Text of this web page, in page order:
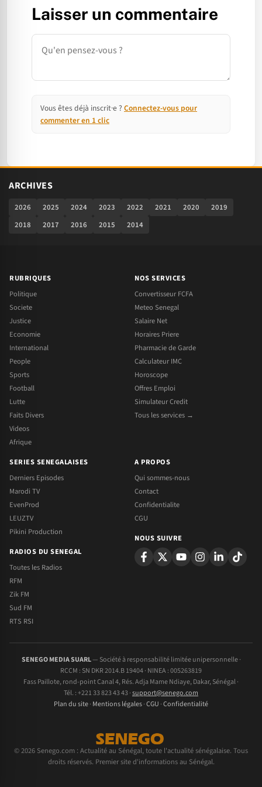
Laisser un commentaire
Commentaire
Vous êtes déjà inscrit·e ? Connectez-vous pour
commenter en 1 clic
ARCHIVES
2026 2025 2024 2023 2022 2021 2020
2019
2018
2017 2016 2015 2014
RUBRIQUES
Politique
Societe
Justice
Economie
International
People
Sports
Football
Lutte
Faits Divers
Videos
Afrique
NOS SERVICES
Convertisseur FCFA
Meteo Senegal
Salaire Net
Horaires Priere
Pharmacie de Garde
Calculateur IMC
Horoscope
Offres Emploi
Simulateur Credit
Tous les services →
SERIES SENEGALAISES
Derniers Episodes
Marodi TV
EvenProd
LEUZTV
Pikini Production
RADIOS DU SENEGAL
Toutes les Radios
RFM
Zik FM
Sud FM
RTS RSI
A PROPOS
Qui sommes-nous
Contact
Confidentialite
CGU
NOUS SUIVRE
SENEGO MEDIA SUARL— Société à responsabilité limitée unipersonnelle ·
RCCM : SN DKR 2014.B 19404 · NINEA : 005263819
Fass Paillote, rond-point Canal 4, Rés. Adja Mame Ndiaye, Dakar, Sénégal ·
Tél. : +221 33 823 43 43 ·support@senego.com
Plan du site· Mentions légales·CGU ·Confidentialité
© 2026 Senego.com : Actualité au Sénégal, toute l'actualité sénégalaise. Tous
droits réservés. Premier site d'informations au Sénégal.